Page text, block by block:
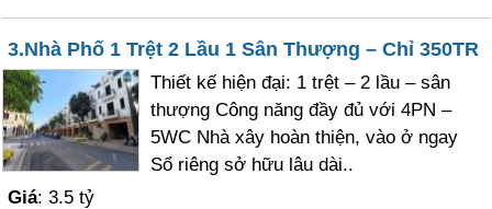
3.Nhà Phố 1 Trệt 2 Lầu 1 Sân Thượng – Chỉ 350TR
Thiết kế hiện đại: 1 trệt – 2 lầu – sân
thượng Công năng đầy đủ với 4PN –
5WC Nhà xây hoàn thiện, vào ở ngay
Sổ riêng sở hữu lâu dài..
Giá: 3.5 tỷ